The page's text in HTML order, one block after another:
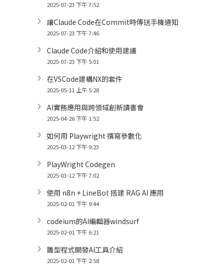
2025-07-23 下午 7:52
讓Claude Code在Commit時傳送手機通知
2025-07-23 下午 7:46
Claude Code介紹和使用建議
2025-07-23 下午 5:01
在VSCode建構NX的套件
2025-05-11 上午 5:28
AI實務應用與跨領域創新讀書會
2025-04-26 下午 1:52
如何用 Playwright 撰寫參數化
2025-03-12 下午 9:23
PlayWright Codegen
2025-03-12 下午 7:02
使用 n8n + LineBot 搭建 RAG AI 應用
2025-02-01 下午 9:44
codeium的AI編輯器windsurf
2025-02-01 下午 6:21
雛型程式開發AI工具介紹
2025-02-01 下午 2:58